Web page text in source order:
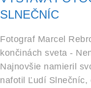
SLNEČNÍC
Fotograf Marcel
končinách sveta -
Najnovšie namieril
nafotil Ľudí Slnečníc,